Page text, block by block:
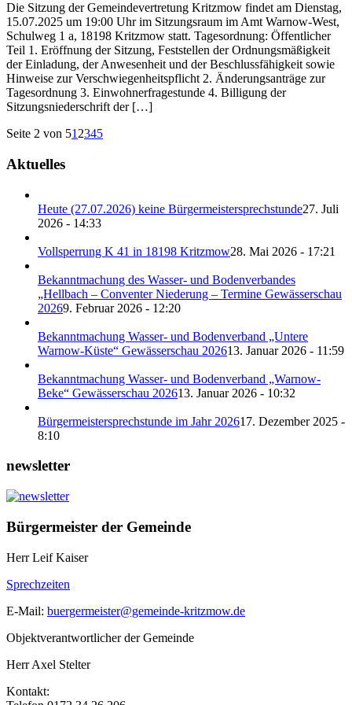
Die Sitzung der Gemeindevertretung Kritzmow findet am Dienstag,
15.07.2025 um 19:00 Uhr im Sitzungsraum im Amt Warnow-West,
Schulweg 1 a, 18198 Kritzmow statt. Tagesordnung: Öffentlicher
Teil 1. Eröffnung der Sitzung, Feststellen der Ordnungsmäßigkeit
der Einladung, der Anwesenheit und der Beschlussfähigkeit sowie
Hinweise zur Verschwiegenheitspflicht 2. Änderungsanträge zur
Tagesordnung 3. Einwohnerfragestunde 4. Billigung der
Sitzungsniederschrift der […]
Seite 2 von 51 2345
Aktuelles
Heute (27.07.2026) keine Bürgermeistersprechstunde27. Juli
2026 - 14:33
Vollsperrung K 41 in 18198 Kritzmow28. Mai 2026 - 17:21
Bekanntmachung des Wasser- und Bodenverbandes
„Hellbach – Conventer Niederung – Termine Gewässerschau
20269. Februar 2026 - 12:20
Bekanntmachung Wasser- und Bodenverband „Untere
Warnow-Küste“ Gewässerschau 202613. Januar 2026 - 11:59
Bekanntmachung Wasser- und Bodenverband „Warnow-
Beke“ Gewässerschau 202613. Januar 2026 - 10:32
Bürgermeistersprechstunde im Jahr 202617. Dezember 2025 -
8:10
newsletter
Bürgermeister der Gemeinde
Herr Leif Kaiser
Sprechzeiten
E-Mail: buergermeister@gemeinde-kritzmow.de
Objektverantwortlicher der Gemeinde
Herr Axel Stelter
Kontakt: